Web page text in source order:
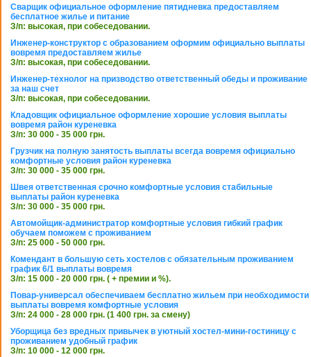
Сварщик официальное оформление пятидневка предоставляем
бесплатное жилье и питание
З/п: высокая, при собеседовании.
Инженер-конструктор с образованием оформим официально выплаты
вовремя предоставляем жилье
З/п: высокая, при собеседовании.
Инженер-технолог на призводство ответственный обеды и проживание
за наш счет
З/п: высокая, при собеседовании.
Кладовщик официальное оформление хорошие условия выплаты
вовремя район куреневка
З/п: 30 000 - 35 000 грн.
Грузчик на полную занятость выплаты всегда вовремя официально
комфортные условия район куреневка
З/п: 30 000 - 35 000 грн.
Швея ответственная срочно комфортные условия стабильные
выплаты район куреневка
З/п: 30 000 - 35 000 грн.
Автомойщик-администратор комфортные условия гибкий график
обучаем поможем с проживанием
З/п: 25 000 - 50 000 грн.
Комендант в большую сеть хостелов с обязательным проживанием
график 6/1 выплаты вовремя
З/п: 15 000 - 20 000 грн. ( + премии и %).
Повар-универсал обеспечиваем бесплатно жильем при необходимости
выплаты вовремя комфортные условия
З/п: 24 000 - 28 000 грн. (1 400 грн. за смену)
Уборщица без вредных привычек в уютный хостел-мини-гостиницу с
проживанием удобный график
З/п: 10 000 - 12 000 грн.